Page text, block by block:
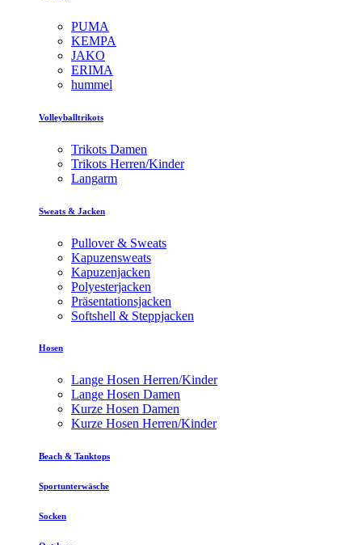
PUMA
KEMPA
JAKO
ERIMA
hummel
Volleyballtrikots
Trikots Damen
Trikots Herren/Kinder
Langarm
Sweats & Jacken
Pullover & Sweats
Kapuzensweats
Kapuzenjacken
Polyesterjacken
Präsentationsjacken
Softshell & Steppjacken
Hosen
Lange Hosen Herren/Kinder
Lange Hosen Damen
Kurze Hosen Damen
Kurze Hosen Herren/Kinder
Beach & Tanktops
Sportunterwäsche
Socken